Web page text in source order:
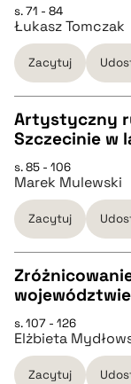
pobierz cytat
BIBTEX
pobierz cytat
s. 71 - 84
Łukasz Tomczak
Zacytuj
pobierz cytat
BIBTEX
Artystyczny
Szczecinie w
s. 85 - 106
Marek Mulewski
Zacytuj
CZYSTY TEKST
pobierz cytat
s. 107 - 126
Elżbieta
Zacytuj